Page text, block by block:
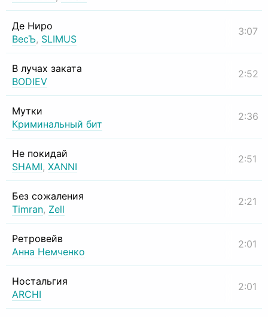
Де Ниро
ВесЪ, SLIMUS
3:07
В лучах заката
BODIEV
2:52
Мутки
Криминальный бит
2:36
Не покидай
SHAMI, XANNI
2:51
Без сожаления
Timran, Zell
2:21
Ретровейв
Анна Немченко
2:01
Ностальгия
ARCHI
2:01